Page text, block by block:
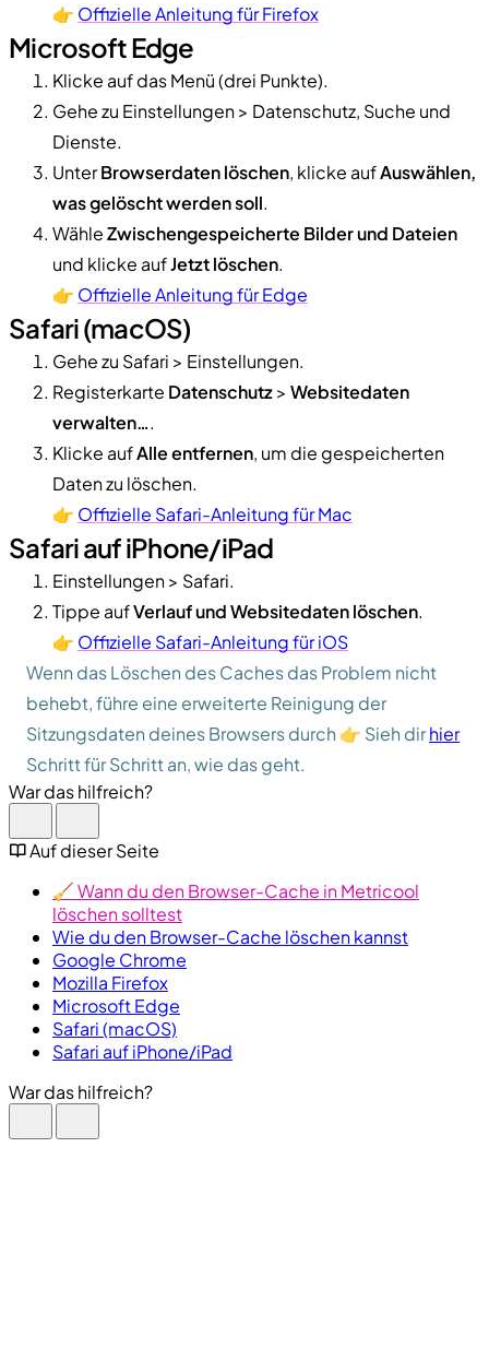
👉 Offizielle Anleitung für Firefox
Microsoft Edge
Klicke auf das Menü (drei Punkte).
Gehe zu Einstellungen > Datenschutz, Suche und
Dienste.
UnterBrowserdaten löschen, klicke aufAuswählen,
was gelöscht werden soll.
WähleZwischengespeicherte Bilder und Dateien
und klicke aufJetzt löschen.
👉 Offizielle Anleitung für Edge
Safari (macOS)
Gehe zu Safari > Einstellungen.
Registerkarte Datenschutz> Websitedaten
verwalten….
Klicke aufAlle entfernen, um die gespeicherten
Daten zu löschen.
👉 Offizielle Safari-Anleitung für Mac
Safari auf iPhone/iPad
Einstellungen > Safari.
Tippe aufVerlauf und Websitedaten löschen.
👉 Offizielle Safari-Anleitung für iOS
Wenn das Löschen des Caches das Problem nicht
behebt, führe eine erweiterte Reinigung der
Sitzungsdaten deines Browsers durch 👉 Sieh dirhier
Schritt für Schritt an, wie das geht.
War das hilfreich?
Auf dieser Seite
🧹 Wann du den Browser-Cache in Metricool
löschen solltest
Wie du den Browser-Cache löschen kannst
Google Chrome
Mozilla Firefox
Microsoft Edge
Safari (macOS)
Safari auf iPhone/iPad
War das hilfreich?